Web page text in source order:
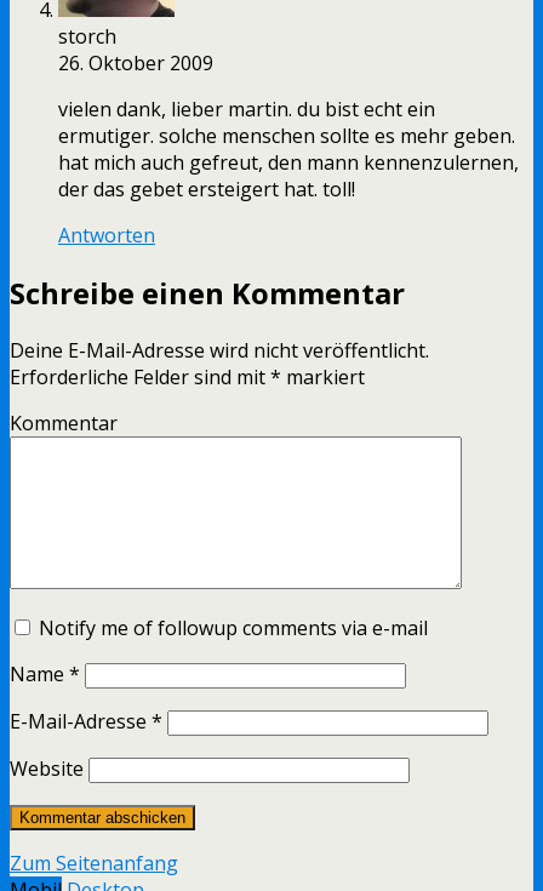
storch
26. Oktober 2009
vielen dank, lieber martin. du bist echt ein
ermutiger. solche menschen sollte es mehr geben.
hat mich auch gefreut, den mann kennenzulernen,
der das gebet ersteigert hat. toll!
Antworten
Schreibe einen Kommentar
Deine E-Mail-Adresse wird nicht veröffentlicht.
Erforderliche Felder sind mit* markiert
Kommentar
Notify me of followup comments via e-mail
Name *
E-Mail-Adresse *
Website
Zum Seitenanfang